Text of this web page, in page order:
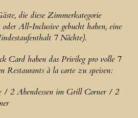
die diese Zimmerkategorie
All-Inclusive gebucht haben, eine
7 Nächte).
Card haben das Privileg pro volle 7
Restaurants à la carte zu speisen:
/ 2 Abendessen im Grill Corner / 2